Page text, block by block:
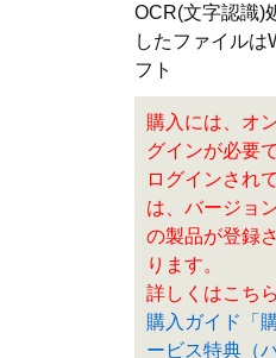
OCR(文字認識)
したファイルは
フト
購入には、オ
グインが必要で
ログインされ
は、バージョ
の製品が登録
ります。
詳しくはこち
購入ガイド「
ービス特典（